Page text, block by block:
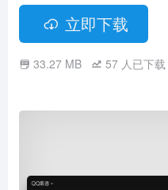
立即下载
33.27 MB 57 人已下载